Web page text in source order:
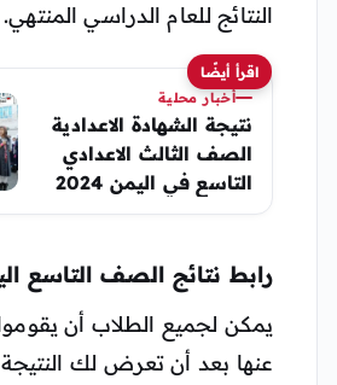
النتائج للعام الدراسي المنتهي.
اقرأ أيضًا
أخبار محلية
نتيجة الشهادة الاعدادية
الصف الثالث الاعدادي
التاسع في اليمن 2024
رقم الجلوس
رابط نتائج الصف التاسع اليمن
يمكن لجميع الطلاب أن يقوموا
عنها بعد أن تعرض لك